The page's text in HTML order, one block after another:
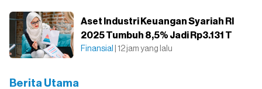
Aset Industri Keuangan Syariah RI
2025 Tumbuh 8,5% Jadi Rp3.131 T
Finansial | 12 jam yang lalu
Berita Utama